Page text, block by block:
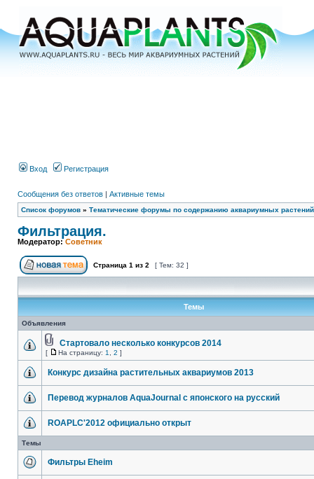
Вход Регистрация
Сообщения без ответов | Активные темы
Список форумов » Тематические форумы по содержанию аквариумных
Фильтрация.
Модератор:Советник
Страница 1 из 2 [ Тем: 32 ]
Темы
Объявления
Стартовало несколько конкурсов 2014
[ На страницу: 1 2 ]
Конкурс дизайна растительных аквариумов 2013
Перевод журналов AquaJournal с японского на русский
ROAPLC'2012 официально открыт
Темы
Фильтры Eheim